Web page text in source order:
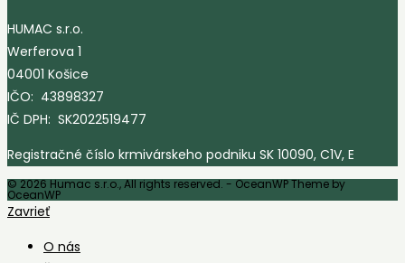
HUMAC s.r.o.
Werferova 1
04001 Košice
IČO: 43898327
IČ DPH: SK2022519477
Registračné číslo krmivárskeho podniku SK 10090, C1V, E
© 2026 Humac s.r.o., All rights reserved. - OceanWP Theme by
OceanWP
Zavrieť
O nás